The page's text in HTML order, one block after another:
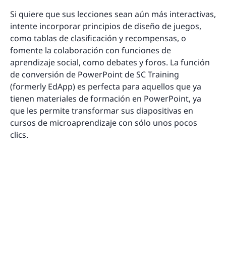
Si quiere que sus lecciones sean aún más interactivas,
intente incorporar principios de diseño de juegos,
como tablas de clasificación y recompensas, o
fomente la colaboración con funciones de
aprendizaje social, como debates y foros. La función
de conversión de PowerPoint de SC Training
(formerly EdApp) es perfecta para aquellos que ya
tienen materiales de formación en PowerPoint, ya
que les permite transformar sus diapositivas en
cursos de microaprendizaje con sólo unos pocos
clics.